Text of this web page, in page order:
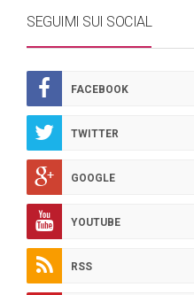
SEGUIMI SUI SOCIAL
FACEBOOK
TWITTER
GOOGLE
YOUTUBE
RSS